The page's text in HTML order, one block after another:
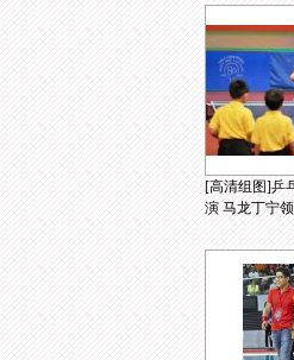
[高清组图]乒
演 马龙丁宁